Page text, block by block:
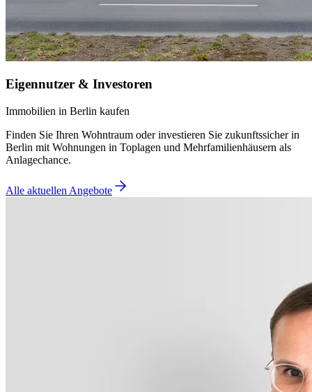
Eigennutzer & Investoren
Immobilien in Berlin kaufen
Finden Sie Ihren Wohntraum oder investieren Sie zukunftssicher in
Berlin mit Wohnungen in Toplagen und Mehrfamilienhäusern als
Anlagechance.
Alle aktuellen Angebote